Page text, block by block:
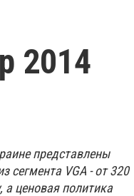
2014
представлены
сегмента VGA - от 320
а ценовая политика